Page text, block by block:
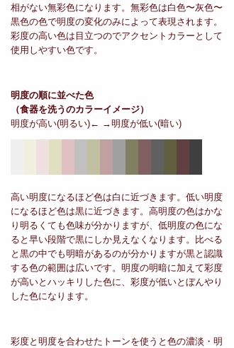
相がない無彩色になります。無彩色は白色〜灰色〜
黒色の色で明度の変化のみによって表現されます。
彩度の高い色は目立つのでアクセントカラーとして
使用しやすい色です。
明度の順に並べた色
（食器を洗うのカラーイメージ）
明度が高い(明るい)← →明度が低い(暗い)
高い明度になるほど色は白に近づきます。低い明度
になるほど色は黒に近づきます。高明度の色はかな
り明るくても色味が分かりますが、低明度の色にな
ると早い段階で黒にしか見えなくなります。比べる
と黒の中でも明暗があるのが分かりますが黒と認識
する色の範囲は広いです。明度の明暗に加えて彩度
が高いとハッキリした色に、彩度が低いとぼんやり
した色になります。
彩度と明度を合わせたトーンを使うと色の濃淡・明